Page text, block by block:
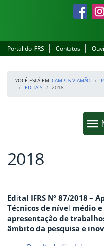
Facebook
Portal do IFRS Contatos
VOCÊ ESTÁ EM: CAMPUS VIAMÃO
EDITAIS
2018
Fim da navegação
Início do conteúdo
2018
Edital IFRS Nº 87/2018 –
Técnicos de nível médio
apresentação de
âmbito da pesquisa e